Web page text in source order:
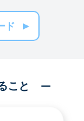
ド
こと